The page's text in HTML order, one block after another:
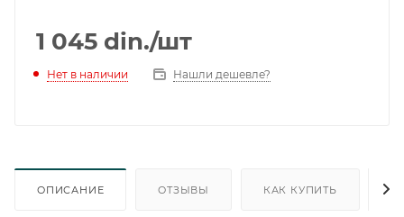
1 045 din./шт
Нет в наличии Нашли дешевле?
ОПИСАНИЕ ОТЗЫВЫ КАК КУПИТЬ